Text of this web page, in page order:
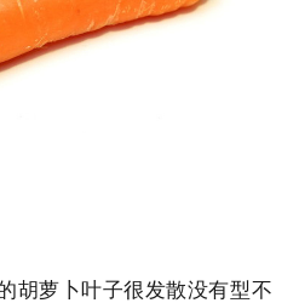
胡萝卜叶子很发散没有型不